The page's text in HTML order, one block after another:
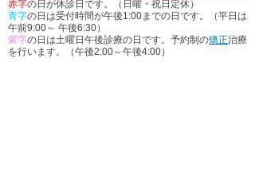
赤字の日が休診日です。（日曜・祝日定休）
青字の日は受付時間が午後1:00までの日です。（平日は
午前9:00～ 午後6:30）
紫字の日は土曜日午後診療の日です。予約制の矯正治療
を行います。（午後2:00～午後4:00）